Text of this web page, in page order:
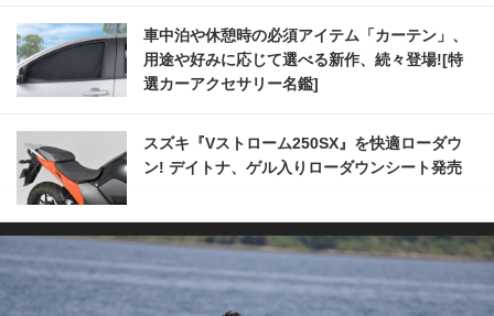
車中泊や休憩時の必須アイテム「カーテン」、
用途や好みに応じて選べる新作、続々登場![特
選カーアクセサリー名鑑]
スズキ『Vストローム250SX』を快適ローダウ
ン! デイトナ、ゲル入りローダウンシート発売